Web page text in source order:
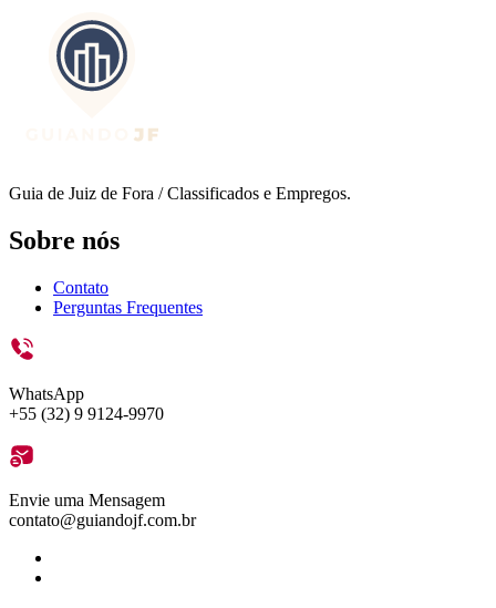
Guia de Juiz de Fora / Classificados e Empregos.
Sobre nós
Contato
Perguntas Frequentes
WhatsApp
+55 (32) 9 9124-9970
Envie uma Mensagem
contato@guiandojf.com.br